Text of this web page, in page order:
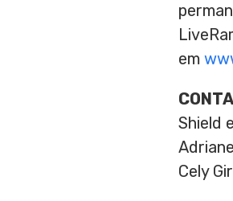
em
Shield
Cely